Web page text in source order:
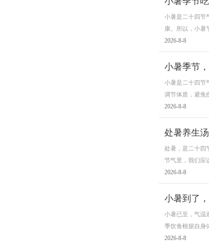
小暑是二十四节
康。所以，小暑
2026-8-8
小暑季节
小暑是二十四节
调节体质，避免
2026-8-8
处暑养生
处暑，是二十四
节气里，我们应
2026-8-8
小暑到了
小暑已至，气温
季饮食根据自身
2026-8-8